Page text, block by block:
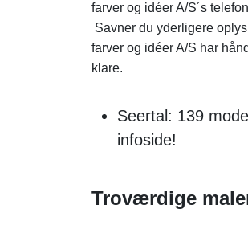
farver og idéer A/S´s
Savner du yderligere
farver og idéer A/S har
klare.
Seertal: 139
infoside!
Troværdige